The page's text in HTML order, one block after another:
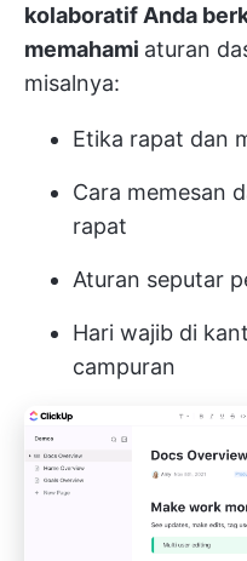
kolaboratif Anda
memahami aturan
misalnya:
Etika rapat dan
Cara memesan
rapat
Aturan seputar
Hari wajib di
campuran